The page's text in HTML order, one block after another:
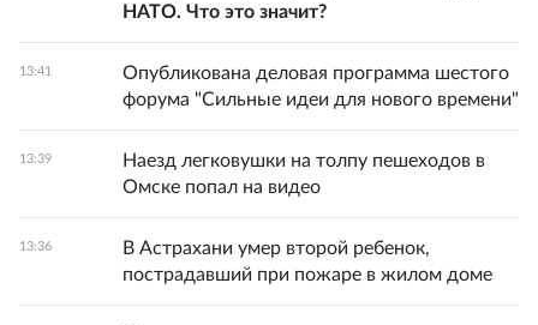
НАТО. Что это значит?
13:41
Опубликована деловая программа шестого
форума "Сильные идеи для нового времени"
13:39
Наезд легковушки на толпу пешеходов в
Омске попал на видео
13:36
В Астрахани умер второй ребенок,
пострадавший при пожаре в жилом доме